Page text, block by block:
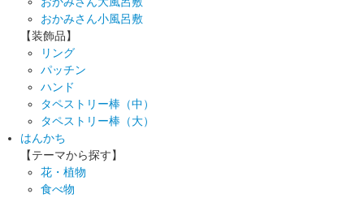
おかみさん小風呂敷
【装飾品】
リング
パッチン
ハンド
タペストリー棒（中）
タペストリー棒（大）
はんかち
【テーマから探す】
花・植物
食べ物